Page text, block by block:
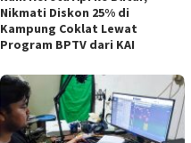
Nikmati Diskon 25% di
Kampung Coklat Lewat
Program BPTV dari KAI